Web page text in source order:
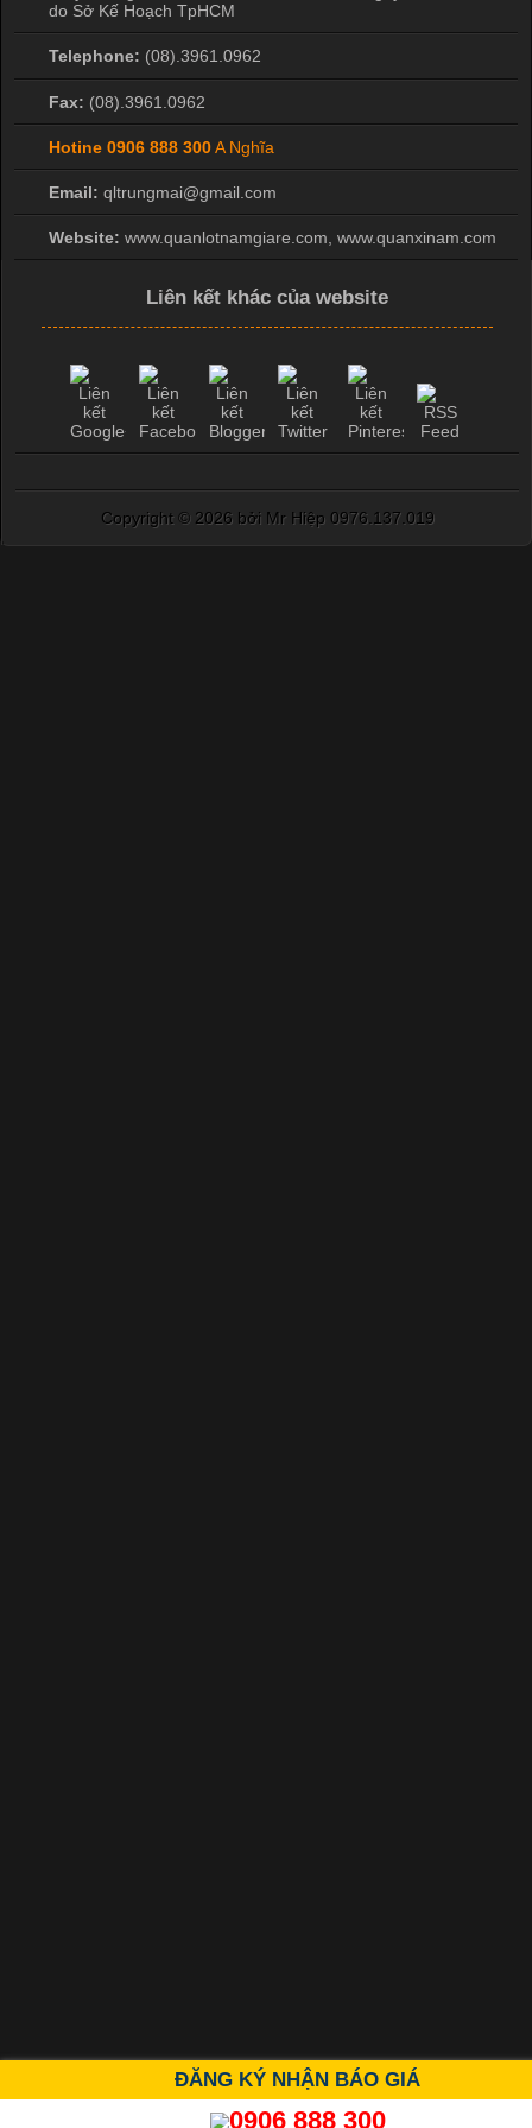
do Sở Kế Hoạch TpHCM
Telephone: (08).3961.0962
Fax: (08).3961.0962
Hotine 0906 888 300A Nghĩa
Email: qltrungmai@gmail.com
Website: www.quanlotnamgiare.com, www.quanxinam.com
Liên kết khác của website
Copyright © 2026 bởi Mr Hiệp 0976.137.019
ĐĂNG KÝ NHẬN BÁO GIÁ
0906 888 300